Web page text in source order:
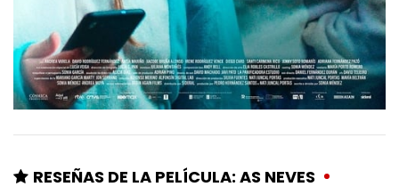
RESEÑAS DE LA PELÍCULA: AS NEVES